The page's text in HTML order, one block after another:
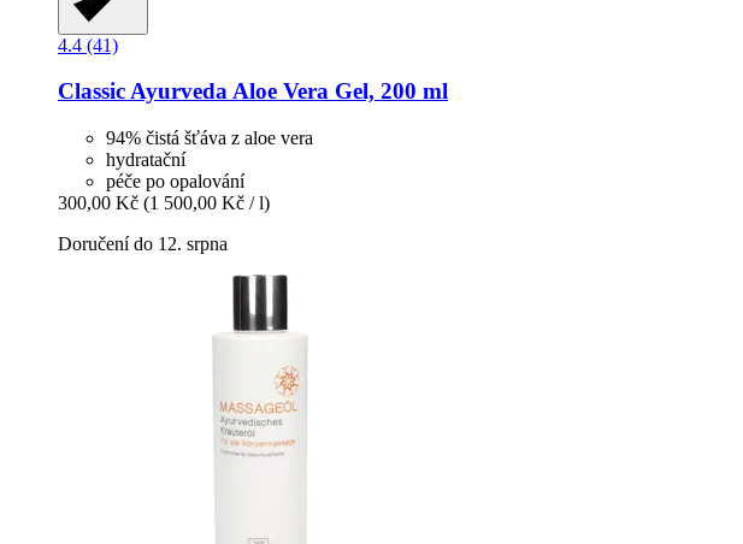
4.4 (41)
Classic AyurvedaAloe Vera Gel, 200 ml
94% čistá šťáva z aloe vera
hydratační
péče po opalování
300,00 Kč (1 500,00 Kč / l)
Doručení do 12. srpna